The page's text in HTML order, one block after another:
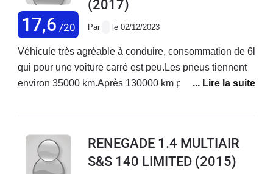
17,6 /20
(2017)
Par le 02/12/2023
Véhicule très agréable à conduire, consommation de 6l
qui pour une voiture carré est peu.Les pneus tiennent
environ 35000 km.Après 130000 km pas de gros
RENEGADE 1.4 MULTIAIR
S&S 140 LIMITED (2015)